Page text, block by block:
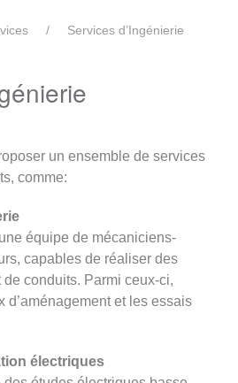
Services d’Ingénierie
un ensemble de services
comme:
équipe de mécaniciens-
capables de réaliser des
conduits. Parmi ceux-ci,
d’aménagement et les essais
électriques